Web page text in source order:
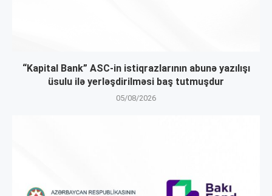
“Kapital Bank” ASC-in istiqrazlarının abunə yazılışı
üsulu ilə yerləşdirilməsi baş tutmuşdur
05/08/2026